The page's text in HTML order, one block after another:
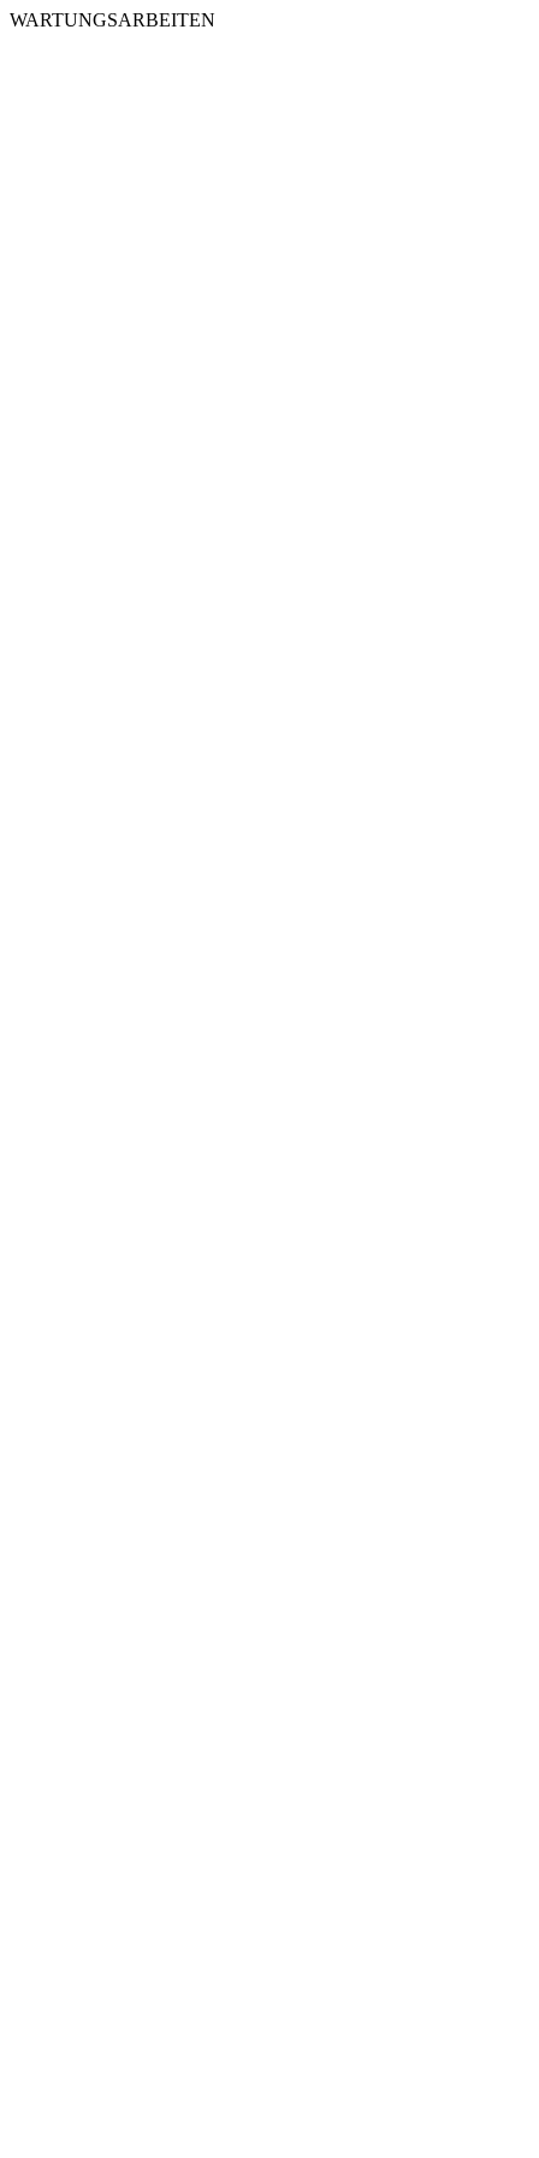
WARTUNGSARBEITEN